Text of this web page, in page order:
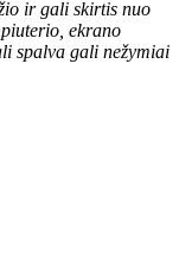
ir gali skirtis nuo
ekrano
spalva gali nežymiai